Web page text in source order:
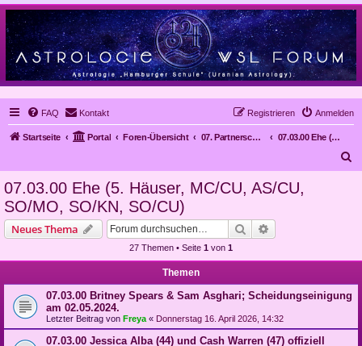
FAQ Kontakt Anmelden
Registrieren
Startseite Portal Foren-Übersicht 07. Partnerschaften
07.03.00 Ehe (5. Häuser, MC/CU, AS/CU, SO/MO, SO/KN, SO/CU)
07.03.00 Ehe (5. Häuser, MC/CU, AS/CU,
SO/MO, SO/KN, SO/CU)
Neues Thema Suche
27 Themen • Seite 1 von 1
Themen
07.03.00 Britney Spears & Sam Asghari; Scheidungseinigung
am 02.05.2024.
Letzter Beitrag von Freya « Donnerstag 16. April 2026, 14:32
07.03.00 Jessica Alba (44) und Cash Warren (47) offiziell